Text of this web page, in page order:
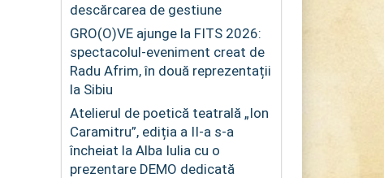
descărcarea de gestiune
GRO(O)VE ajunge la FITS 2026:
spectacolul-eveniment creat de
Radu Afrim, în două reprezentații
la Sibiu
Atelierul de poetică teatrală „Ion
Caramitru”, ediția a II-a s-a
încheiat la Alba Iulia cu o
prezentare DEMO dedicată